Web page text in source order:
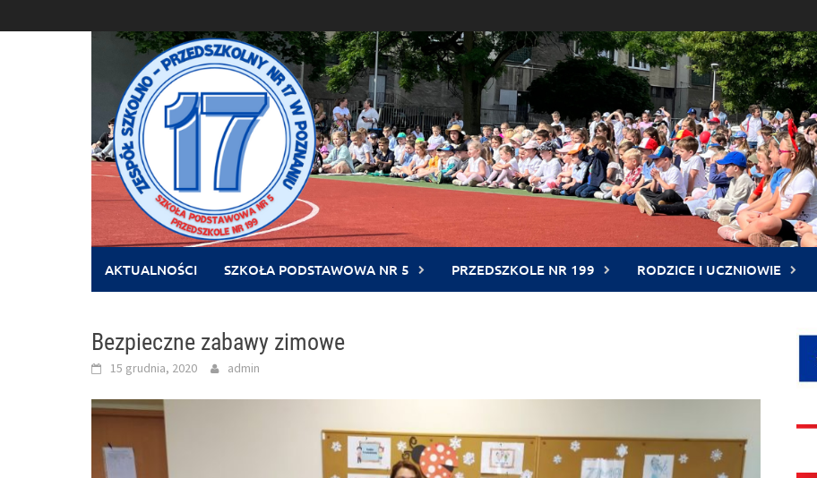
to
AKTUALNOŚCI SZKOŁA PODSTAWOWA NR 5 PRZEDSZKOLE NR 199 RODZICE I UCZNIOWIE
Bezpieczne zabawy zimowe
15 grudnia, 2020 admin